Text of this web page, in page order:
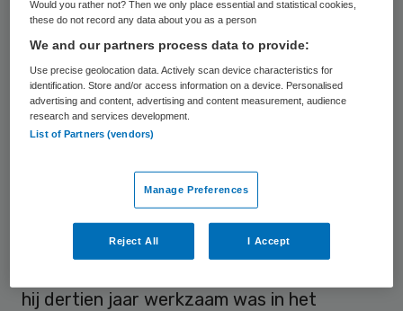
Kramer was hiervoor lid van de raad van
bestuur van het Amsterdam UMC. Tot aan
de fusie met het AMC was hij lid van de
raad van bestuur van het VUmc.
Kramer rondde zijn studie geneeskunde in
Leiden af en werkte enkele jaren als AIOS
en internist-hematoloog op Curaçao en in
het LUMC.
hij dertien jaar werkzaam was in het
Would you rather not? Then we only place essential and statistical cookies,
these do not record any data about you as a person
We and our partners process data to provide:
Use precise geolocation data. Actively scan device characteristics for
identification. Store and/or access information on a device. Personalised
advertising and content, advertising and content measurement, audience
research and services development.
List of Partners (vendors)
Manage Preferences
Reject All I Accept